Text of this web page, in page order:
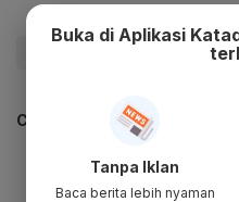
CEK JUGA DATA INI
Buka di Aplikasi
Tanpa Iklan
Baca berita lebih nyaman